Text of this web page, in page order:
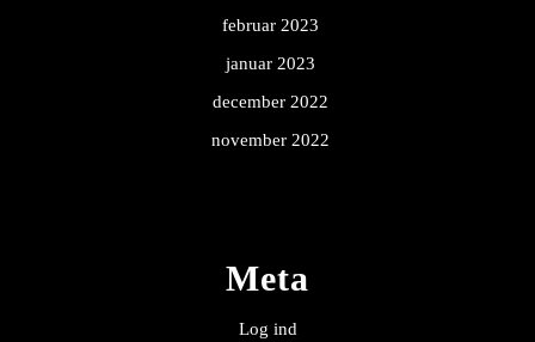
februar 2023
januar 2023
december 2022
november 2022
Meta
Log ind